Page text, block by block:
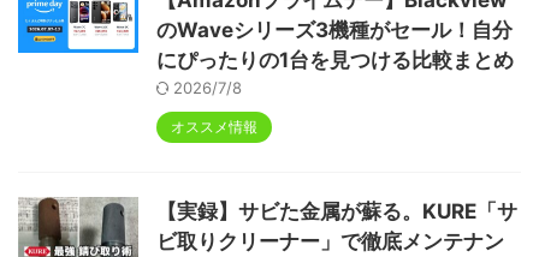
のWaveシリーズ3機種がセール！自分
にぴったりの1台を見つける比較まとめ
2026/7/8
オススメ情報
【実録】サビた金属が蘇る。KURE「サ
ビ取りクリーナー」で徹底メンテナン